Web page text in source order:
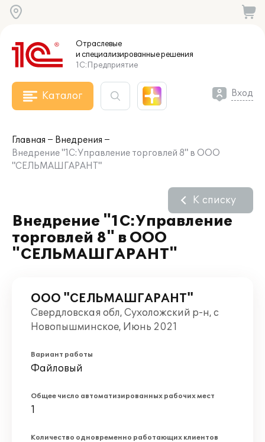
Отраслевые
и специализированныерешения
1С:Предприятие
Каталог Вход
Главная
Внедрения
Внедрение "1С:Управление торговлей 8" в ООО
"СЕЛЬМАШГАРАНТ"
Внедрение "1С:Управление
торговлей 8" в ООО
"СЕЛЬМАШГАРАНТ"
К списку
ООО "СЕЛЬМАШГАРАНТ"
Свердловская обл, Сухоложский р-н, с
Новопышминское, Июнь 2021
Вариант работы
Файловый
Общее число автоматизированных рабочих мест
1
Количество одновременно работающих клиентов